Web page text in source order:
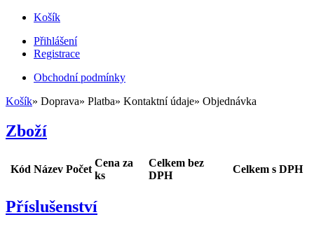
Košík
Přihlášení
Registrace
Obchodní podmínky
Košík» Doprava» Platba» Kontaktní údaje» Objednávka
Zboží
Kód Název Počet
Cena za
ks
Celkem bez
DPH
Celkem s DPH
Příslušenství